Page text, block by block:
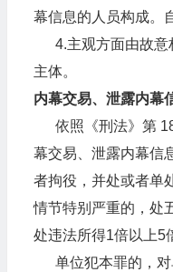
幕信息的人员构成。
4.主观方面由故意
主体。
内幕交易、泄露内幕
依照《刑法》第
幕交易、泄露内幕信
者拘役，并处或者单
情节特别严重的，处
处违法所得1倍以上5
单位犯本罪的，对